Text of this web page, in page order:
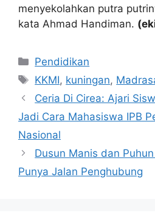
menyekolahkan putra
kata Ahmad Handiman.
Kategori
Pendidikan
Tag
KKMI, kuningan,
Ceria Di Cirea: Ajari
Jadi Cara Mahasiswa IPB
Nasional
Dusun Manis dan
Punya Jalan Penghubung